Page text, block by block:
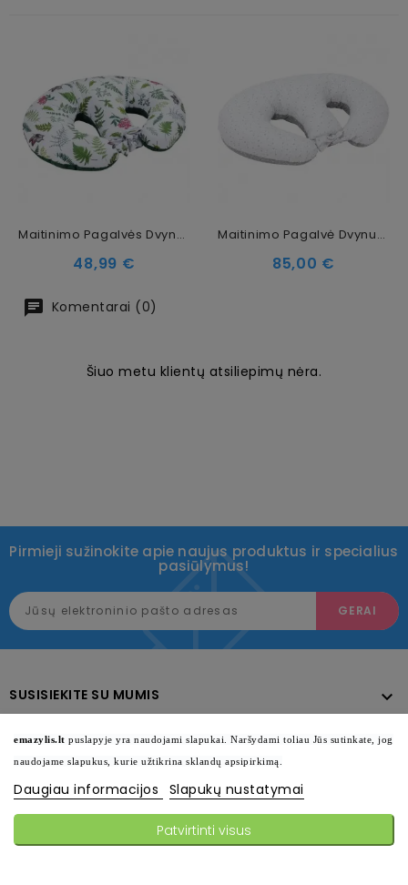
Maitinimo Pagalvės Dvynukams Užvalkalas Nature
Kaina
48,99 €
Maitinimo Pagalvė Dvynukams Polaris
Kaina
85,00 €
Komentarai (0)
Šiuo metu klientų atsiliepimų nėra.
Pirmieji sužinokite apie naujus produktus ir specialius
pasiūlymus!
SUSISIEKITE SU MUMIS 

INFORMACIJA
SEKITE MUS
emazylis.lt puslapyje yra naudojami slapukai. Naršydami toliau Jūs sutinkate, jog
naudojame slapukus, kurie užtikrina sklandų apsipirkimą.
Daugiau informacijos Slapukų nustatymai
Patvirtinti visus